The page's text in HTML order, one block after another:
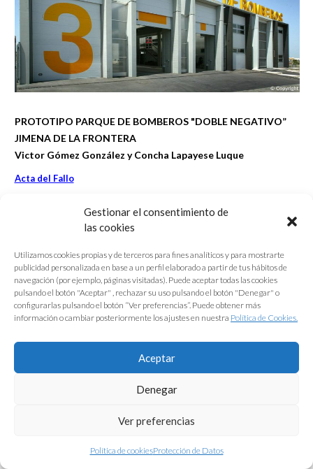
Gestionar el consentimiento de
las cookies
Utilizamos cookies propias y de terceros para fines analíticos y para mostrarte
publicidad personalizada en base a un perfil elaborado a partir de tus hábitos de
navegación (por ejemplo, páginas visitadas). Puede aceptar todas las cookies
pulsando el botón "Aceptar" , rechazar su uso pulsando el botón "Denegar" o
configurarlas pulsando el botón “Ver preferencias”. Puede obtener más
información o cambiar posteriormente los ajustes en nuestra Política de Cookies.
Aceptar
Denegar
Ver preferencias
Política de cookiesProtección de Datos
PROTOTIPO PARQUE DE BOMBEROS "DOBLE NEGATIVO”
JIMENA DE LA FRONTERA
Victor Gómez González y Concha Lapayese Luque
Acta del Fallo
yuxtaposición responde con claridad al prototipo que asume tres tamaños
distintos: Parques Central, Principal y Retén. Asimismo, frente a la
obtiene grandes grados de libertad y adecuación al programa. Por último,
su configuración modular y constructiva responde con rotunda identidad
en entornos de polígonos industriales anodinos.